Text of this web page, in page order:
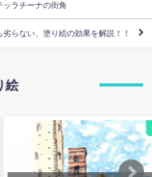
ッラチーナの街角
らない、塗り絵の効果を解説！！
絵